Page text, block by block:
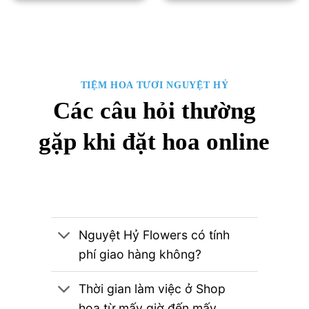
TIỆM HOA TƯƠI NGUYỆT HỶ
Các câu hỏi thường
gặp khi đặt hoa online
Nguyệt Hỷ Flowers có tính
phí giao hàng không?
Thời gian làm việc ở Shop